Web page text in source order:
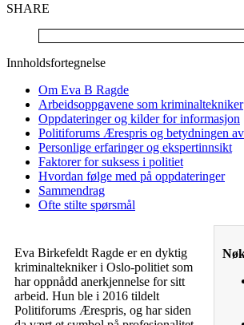
SHARE
Innholdsfortegnelse
Om Eva B Ragde
Arbeidsoppgavene som kriminaltekniker
Oppdateringer og kilder for informasjon
Politiforums Ærespris og betydningen
Personlige erfaringer og ekspertinnsikt
Faktorer for suksess i politiet
Hvordan følge med på oppdateringer
Sammendrag
Ofte stilte spørsmål
Eva Birkefeldt Ragde er en dyktig
kriminaltekniker i Oslo-politiet som
har oppnådd anerkjennelse for sitt
arbeid. Hun ble i 2016 tildelt
Politiforums Ærespris, og har siden